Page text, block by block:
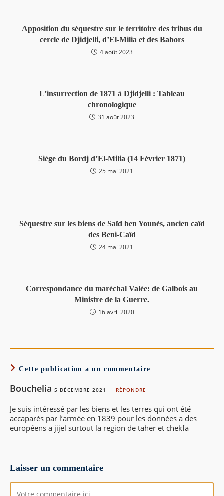
Apposition du séquestre sur le territoire des tribus du
cercle de Djidjelli, d’El-Milia et des Babors
4 août 2023
L’insurrection de 1871 à Djidjelli : Tableau
chronologique
31 août 2023
Siège du Bordj d’El-Milia (14 Février 1871)
25 mai 2021
Séquestre sur les biens de Saïd ben Younès, ancien caïd
des Beni-Caïd
24 mai 2021
Correspondance du maréchal Valée: de Galbois au
Ministre de la Guerre.
16 avril 2020
Cette publication a un commentaire
Bouchelia 5 DÉCEMBRE 2021 RÉPONDRE
Je suis intéressé par les biens et les terres qui ont été
accaparés par l’armée en 1839 pour les données a des
européens a jijel surtout la region de taher et chekfa
Laisser un commentaire
Comment